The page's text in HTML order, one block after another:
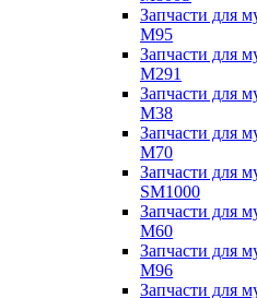
Запчасти для
M95
Запчасти для
M291
Запчасти для
M38
Запчасти для
M70
Запчасти для
SM1000
Запчасти для
M60
Запчасти для
M96
Запчасти для